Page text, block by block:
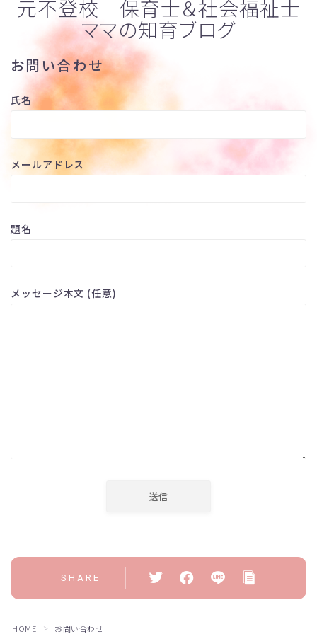
元不登校 保育士＆社会福祉士
ママの知育ブログ
お問い合わせ
氏名
メールアドレス
題名
メッセージ本文 (任意)
SHARE
HOME ＞ お問い合わせ